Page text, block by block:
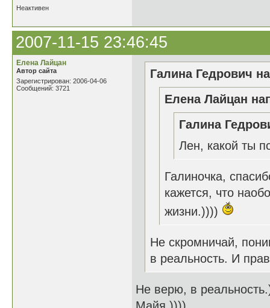
Неактивен
2007-11-15 23:46:45
Елена Лайцан
Автор сайта
Зарегистрирован: 2006-04-06
Сообщений: 3721
Галина Гедрович
Елена Лайцан
Галина
Лен, какой ты
Галиночка,
кажется, что
жизни.))))
Не скромничай,
в реальность. И
Не верю, в